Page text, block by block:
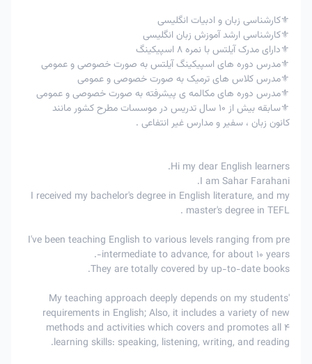
⚜️کارشناسی زبان و ادبیات انگلیسی
⚜️کارشناسی ارشد آموزش زبان انگلیسی
⚜️دارای مدرک آیلتس با نمره 8 اسپیکینگ
⚜️مدرس دوره های اسپیکینگ آیلتس به صورت خصوصی و عمومی
⚜️مدرس کلاس های ترمیک به صورت خصوصی و عمومی
⚜️مدرس دوره های مکالمه ی پیشرفته به صورت خصوصی و عمومی
⚜️سابقه بیش از 10 سال تدریس در موسسات مطرح کشور مانند
کانون زبان ، سفیر و مدارس غیر انتفاعی .
Hi my dear English learners.
I am Sahar Farahani.
I received my bachelor's degree in English literature, and my
master's degree in TEFL .
I've been teaching English to various levels ranging from pre
-intermediate to advance, for about 10 years.
They are totally covered by up-to-date books.
My teaching approach deeply depends on my students'
requirements in English; Also, it includes a variety of new
methods and activities which covers and promotes all 4
learning skills: speaking, listening, writing, and reading.